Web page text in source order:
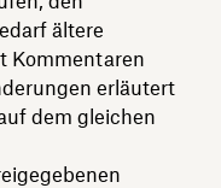
ältere
Kommentaren
erläutert
dem gleichen